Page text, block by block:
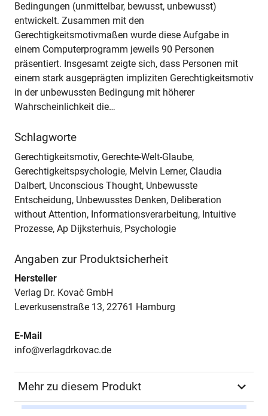
Bedingungen (unmittelbar, bewusst, unbewusst)
entwickelt. Zusammen mit den
Gerechtigkeitsmotivmaßen wurde diese Aufgabe in
einem Computerprogramm jeweils 90 Personen
präsentiert. Insgesamt zeigte sich, dass Personen mit
einem stark ausgeprägten impliziten Gerechtigkeitsmotiv
in der unbewussten Bedingung mit höherer
Wahrscheinlichkeit die…
Schlagworte
Gerechtigkeitsmotiv, Gerechte-Welt-Glaube,
Gerechtigkeitspsychologie, Melvin Lerner, Claudia
Dalbert, Unconscious Thought, Unbewusste
Entscheidung, Unbewusstes Denken, Deliberation
without Attention, Informationsverarbeitung, Intuitive
Prozesse, Ap Dijksterhuis, Psychologie
Angaben zur Produktsicherheit
Hersteller
Verlag Dr. Kovač GmbH
Leverkusenstraße 13, 22761 Hamburg
E-Mail
info@verlagdrkovac.de
Mehr zu diesem Produkt